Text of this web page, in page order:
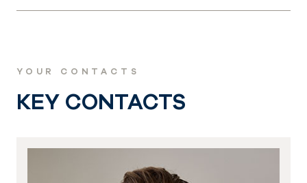
YOUR CONTACTS
KEY CONTACTS